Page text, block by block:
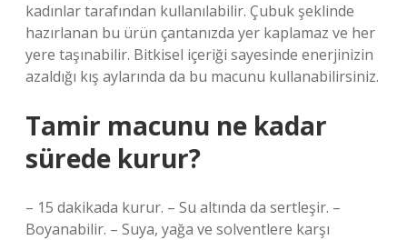
kadınlar tarafından kullanılabilir. Çubuk şeklinde
hazırlanan bu ürün çantanızda yer kaplamaz ve her
yere taşınabilir. Bitkisel içeriği sayesinde enerjinizin
azaldığı kış aylarında da bu macunu kullanabilirsiniz.
Tamir macunu ne kadar
sürede kurur?
– 15 dakikada kurur. – Su altında da sertleşir. –
Boyanabilir. – Suya, yağa ve solventlere karşı